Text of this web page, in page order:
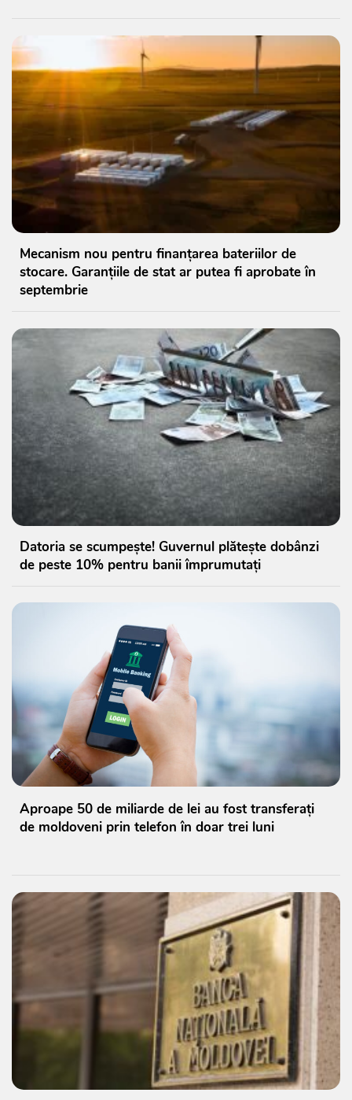
Mecanism nou pentru finanțarea bateriilor de
stocare. Garanțiile de stat ar putea fi aprobate în
septembrie
Datoria se scumpește! Guvernul plătește dobânzi
de peste 10% pentru banii împrumutați
Aproape 50 de miliarde de lei au fost transferați
de moldoveni prin telefon în doar trei luni